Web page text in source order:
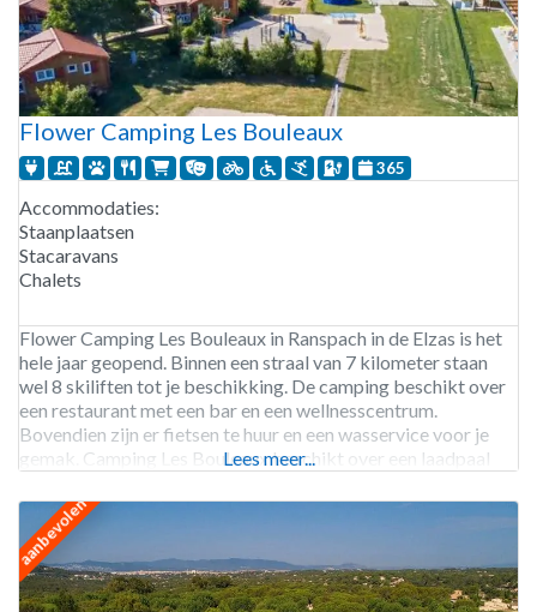
Flower Camping Les Bouleaux
365
Accommodaties:
Staanplaatsen
Stacaravans
Chalets
Flower Camping Les Bouleaux in Ranspach in de Elzas is het
hele jaar geopend. Binnen een straal van 7 kilometer staan
wel 8 skiliften tot je beschikking. De camping beschikt over
een restaurant met een bar en een wellnesscentrum.
Bovendien zijn er fietsen te huur en een wasservice voor je
gemak. Camping Les Bouleaux beschikt over een laadpaal
Lees meer...
aanbevolen